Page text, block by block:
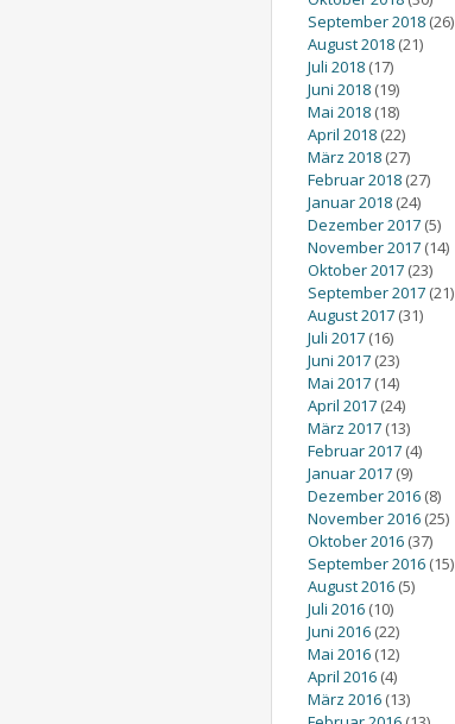
September 2018 (26)
August 2018 (21)
Juli 2018 (17)
Juni 2018 (19)
Mai 2018 (18)
April 2018 (22)
März 2018 (27)
Februar 2018 (27)
Januar 2018 (24)
Dezember 2017 (5)
November 2017 (14)
Oktober 2017 (23)
September 2017 (21)
August 2017 (31)
Juli 2017 (16)
Juni 2017 (23)
Mai 2017 (14)
April 2017 (24)
März 2017 (13)
Februar 2017 (4)
Januar 2017 (9)
Dezember 2016 (8)
November 2016 (25)
Oktober 2016 (37)
September 2016 (15)
August 2016 (5)
Juli 2016 (10)
Juni 2016 (22)
Mai 2016 (12)
April 2016 (4)
März 2016 (13)